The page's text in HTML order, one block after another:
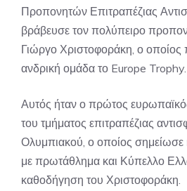
Προπονητών Επιτραπέζιας
βράβευσε τον πολύπειρο
Γιώργο Χριστοφοράκη, ο οποίος
ανδρική ομάδα το Europe Trophy.
Αυτός ήταν ο πρώτος ευρωπαϊκός
του τμήματος επιτραπέζιας
Ολυμπιακού, ο οποίος σημείωσε
με πρωτάθλημα και Κύπελλο
καθοδήγηση του Χριστοφοράκη.